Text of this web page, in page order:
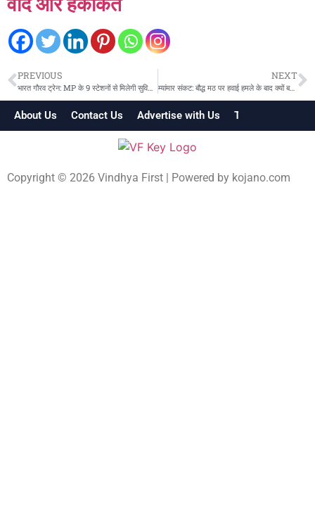
PREVIOUS
भारत गौरव ट्रेन: MP के 9 स्टेशनों से मिलेगी सुविधा, 21 अगस्त को होगी रवानगी
NEXT
म्यांमार संकट: बौद्ध मठ पर हवाई हमले के बाद क्यों बढ़ रहा है अंतरराष्ट्रीय दबाव?
About Us Contact Us Advertise with Us Terms &
Copyright © 2026 Vindhya First | Powered by kojano.com